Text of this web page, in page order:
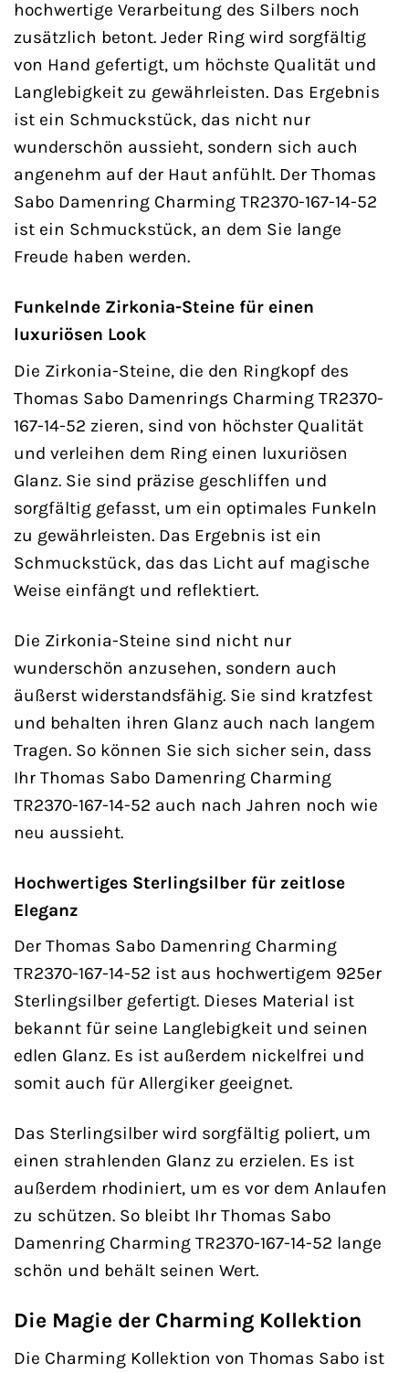
hochwertige Verarbeitung des Silbers noch
zusätzlich betont. Jeder Ring wird sorgfältig
von Hand gefertigt, um höchste Qualität und
Langlebigkeit zu gewährleisten. Das Ergebnis
ist ein Schmuckstück, das nicht nur
wunderschön aussieht, sondern sich auch
angenehm auf der Haut anfühlt. Der Thomas
Sabo Damenring Charming TR2370-167-14-52
ist ein Schmuckstück, an dem Sie lange
Freude haben werden.
Funkelnde Zirkonia-Steine für einen
luxuriösen Look
Die Zirkonia-Steine, die den Ringkopf des
Thomas Sabo Damenrings Charming TR2370-
167-14-52 zieren, sind von höchster Qualität
und verleihen dem Ring einen luxuriösen
Glanz. Sie sind präzise geschliffen und
sorgfältig gefasst, um ein optimales Funkeln
zu gewährleisten. Das Ergebnis ist ein
Schmuckstück, das das Licht auf magische
Weise einfängt und reflektiert.
Die Zirkonia-Steine sind nicht nur
wunderschön anzusehen, sondern auch
äußerst widerstandsfähig. Sie sind kratzfest
und behalten ihren Glanz auch nach langem
Tragen. So können Sie sich sicher sein, dass
Ihr Thomas Sabo Damenring Charming
TR2370-167-14-52 auch nach Jahren noch wie
neu aussieht.
Hochwertiges Sterlingsilber für zeitlose
Eleganz
Der Thomas Sabo Damenring Charming
TR2370-167-14-52 ist aus hochwertigem 925er
Sterlingsilber gefertigt. Dieses Material ist
bekannt für seine Langlebigkeit und seinen
edlen Glanz. Es ist außerdem nickelfrei und
somit auch für Allergiker geeignet.
Das Sterlingsilber wird sorgfältig poliert, um
einen strahlenden Glanz zu erzielen. Es ist
außerdem rhodiniert, um es vor dem Anlaufen
zu schützen. So bleibt Ihr Thomas Sabo
Damenring Charming TR2370-167-14-52 lange
schön und behält seinen Wert.
Die Magie der Charming Kollektion
Die Charming Kollektion von Thomas Sabo ist